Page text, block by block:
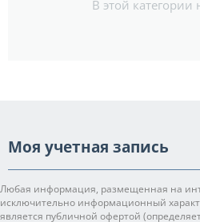
В этой категории
Моя учетная запись
Любая информация, размещенная на
исключительно информационный
является публичной офертой